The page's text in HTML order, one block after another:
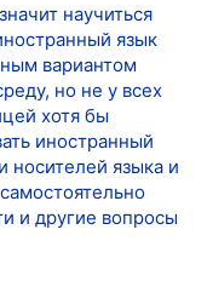
научиться
язык
вариантом
но не у всех
хотя бы
иностранный
носителей языка и
и другие вопросы